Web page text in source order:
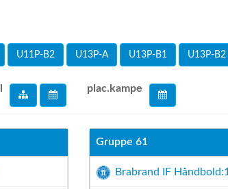
U11P-B2 U13P-A U13P-B1 U13P-B2
plac.kampe
Gruppe 61
Brabrand IF Håndbold:1